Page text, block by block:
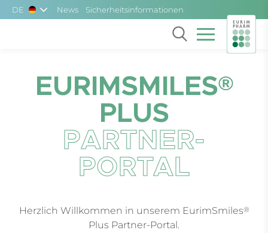
Skip to main content
DE News Sicherheitsinformationen
EURIMSMILES®
PLUS
PARTNER-
PORTAL
Herzlich Willkommen in unserem EurimSmiles®
Plus Partner-Portal.